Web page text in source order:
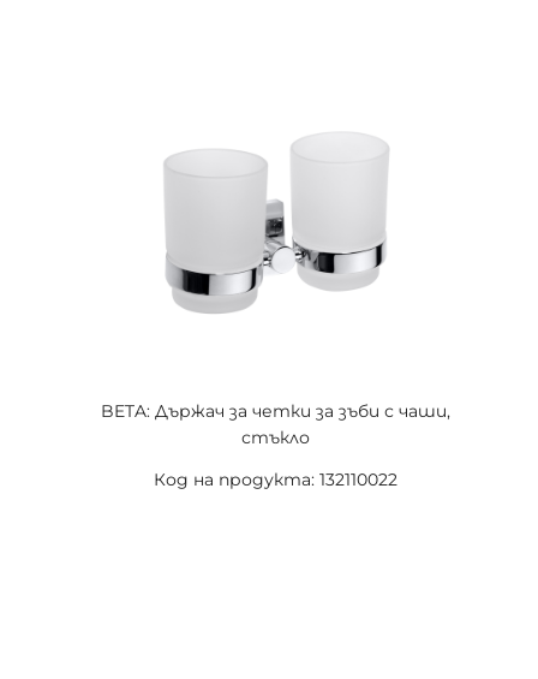
BETA: Държач за четки за зъби с чаши,
стъкло
Код на продукта: 132110022